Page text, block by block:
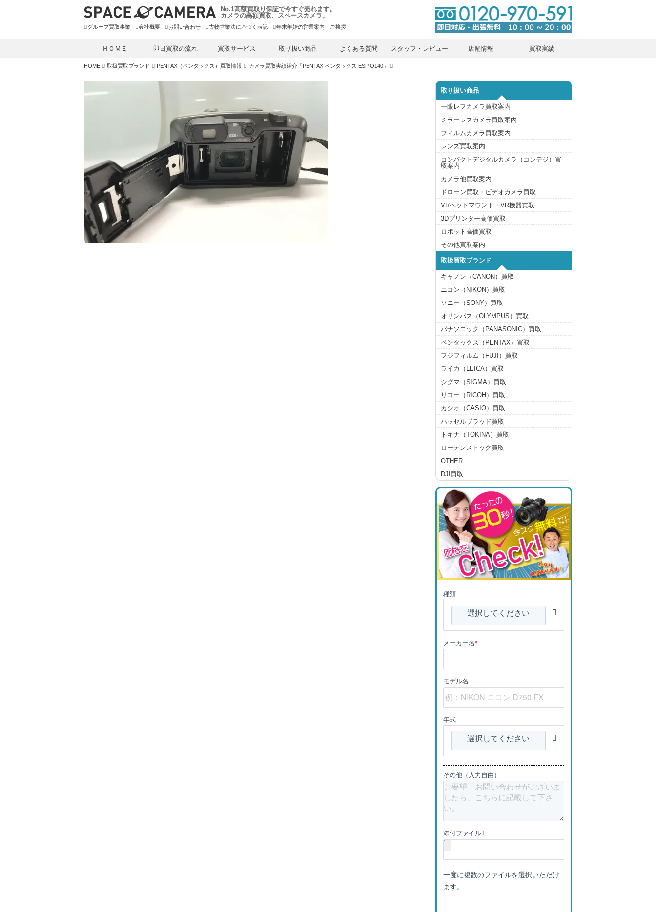
キ
プ
No.1高額買取り保証で今すぐ売れます。
カメラの高額買取、スペースカメラ。
グループ買取事業 会社概要 お問い合わせ 古物営業法に基づく表記 年末年始の営業案内 ご挨拶
ＨＯＭＥ 即日買取の流れ 買取サービス 取り扱い商品 よくある質問 スタッフ・レビュー 店舗情報 買取実績
HOME 取扱買取ブランド PENTAX（ペンタックス）買取情報 カメラ買取実績紹介「PENTAX ペンタックス ESPIO140」
取り扱い商品
一眼レフカメラ買取案内
ミラーレスカメラ買取案内
フィルムカメラ買取案内
レンズ買取案内
コンパクトデジタルカメラ（コンデジ）買
取案内
カメラ他買取案内
ドローン買取・ビデオカメラ買取
VRヘッドマウント・VR機器買取
3Dプリンター高価買取
ロボット高価買取
その他買取案内
取扱買取ブランド
キャノン（CANON）買取
ニコン（NIKON）買取
ソニー（SONY）買取
オリンパス（OLYMPUS）買取
パナソニック（PANASONIC）買取
ペンタックス（PENTAX）買取
フジフィルム（FUJI）買取
ライカ（LEICA）買取
シグマ（SIGMA）買取
リコー（RICOH）買取
カシオ（CASIO）買取
ハッセルブラッド買取
トキナ（TOKINA）買取
ローデンストック買取
OTHER
DJI買取
種類
選択してください
メーカー名*
モデル名
年式
選択してください
その他（入力自由）
添付ファイル1
一度に複数のファイルを選択いただけ
ます。